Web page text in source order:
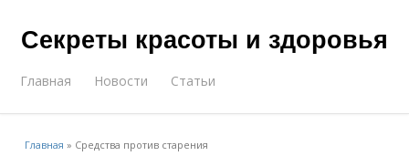
Секреты красоты и здоровья
Главная Новости Статьи
Главная » Средства против старения